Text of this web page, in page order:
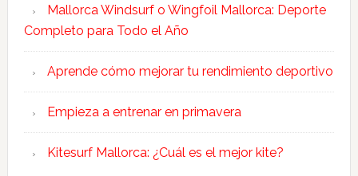
Mallorca Windsurf o Wingfoil Mallorca: Deporte
Completo para Todo el Año
Aprende cómo mejorar tu rendimiento deportivo
Empieza a entrenar en primavera
Kitesurf Mallorca: ¿Cuál es el mejor kite?